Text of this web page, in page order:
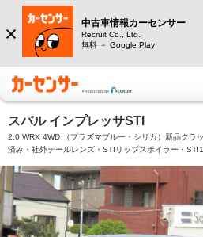
中古車情報カーセンサー
Recruit Co., Ltd.
無料 － Google Play
スバル インプレッサSTI
2.0 WRX 4WD （プラズマブルー・シリカ）新品クラ
済み・社外テールレンズ・STIリップスポイラー・
フルセグTV